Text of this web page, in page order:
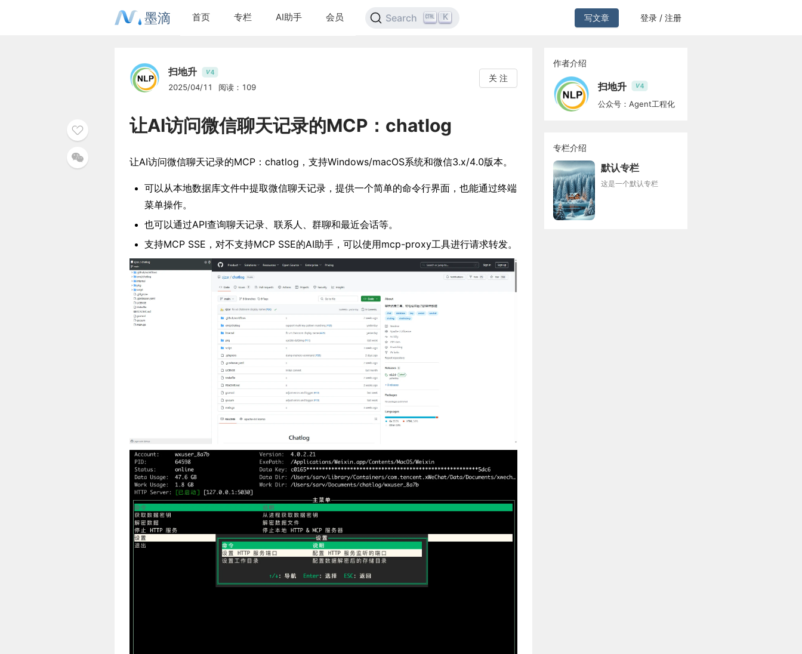
墨滴 首页 专栏 AI助手 会员 Search K 写文章 登录 / 注册
扫地升 V4
2025/04/11 阅读：109
关 注
让AI访问微信聊天记录的MCP：chatlog
让AI访问微信聊天记录的MCP：chatlog，支持Windows/macOS系统和微信3.x/4.0版本。
可以从本地数据库文件中提取微信聊天记录，提供一个简单的命令行界面，也能通过终端
菜单操作。
也可以通过API查询聊天记录、联系人、群聊和最近会话等。
支持MCP SSE，对不支持MCP SSE的AI助手，可以使用mcp-proxy工具进行请求转发。
作者介绍
扫地升 V4
公众号：Agent工程化
专栏介绍
默认专栏
这是一个默认专栏